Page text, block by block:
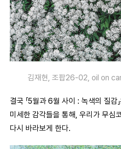
김재현, 조팝26-02, oil on
결국 「5월과 6월 사이 : 녹색의 질감
미세한 감각들을 통해, 우리가 무심
다시 바라보게 한다.